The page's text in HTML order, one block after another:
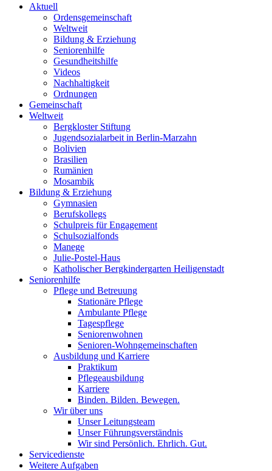
Aktuell
Ordensgemeinschaft
Weltweit
Bildung & Erziehung
Seniorenhilfe
Gesundheitshilfe
Videos
Nachhaltigkeit
Ordnungen
Gemeinschaft
Weltweit
Bergkloster Stiftung
Jugendsozialarbeit in Berlin-Marzahn
Bolivien
Brasilien
Rumänien
Mosambik
Bildung & Erziehung
Gymnasien
Berufskollegs
Schulpreis für Engagement
Schulsozialfonds
Manege
Julie-Postel-Haus
Katholischer Bergkindergarten Heiligenstadt
Seniorenhilfe
Pflege und Betreuung
Stationäre Pflege
Ambulante Pflege
Tagespflege
Seniorenwohnen
Senioren-Wohn­ge­mein­schaf­ten
Ausbildung und Karriere
Praktikum
Pflegeausbildung
Karriere
Binden. Bilden. Bewegen.
Wir über uns
Unser Leitungsteam
Unser Führungsverständnis
Wir sind Persönlich. Ehrlich. Gut.
Servicedienste
Weitere Aufgaben